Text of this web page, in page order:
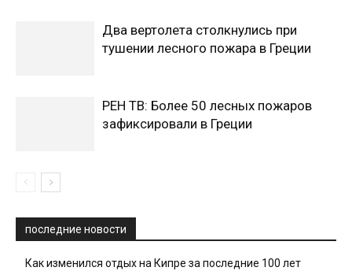
Два вертолета столкнулись при
тушении лесного пожара в Греции
РЕН ТВ: Более 50 лесных пожаров
зафиксировали в Греции
последние новости
Как изменился отдых на Кипре за последние 100 лет